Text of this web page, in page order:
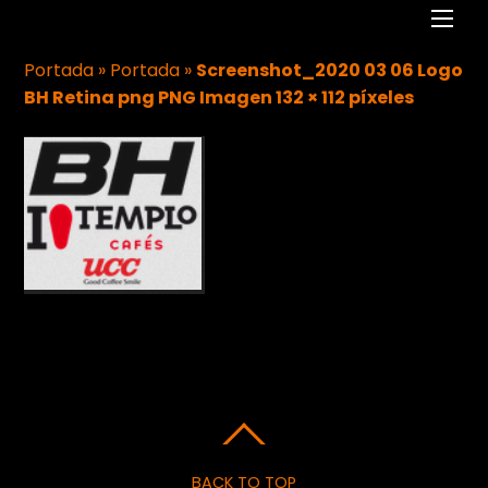
Portada » Portada » Screenshot_2020 03 06 Logo
BH Retina png PNG Imagen 132 × 112 píxeles
BACK TO TOP